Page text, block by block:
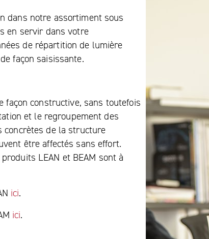
dans notre assortiment sous
en servir dans votre
de répartition de lumière
façon saisissante.
façon constructive, sans toutefois
et le regroupement des
concrètes de la structure
être affectés sans effort.
LEAN et BEAM sont à
ici.
ici.